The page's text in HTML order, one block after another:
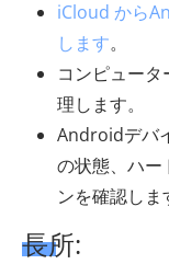
iCloud から
します。
コンピュー
理します。
Androidデバ
の状態、ハー
ンを確認しま
長所: